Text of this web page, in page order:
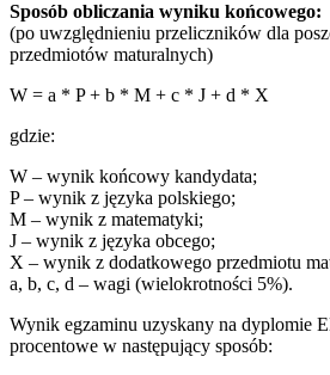
Sposób obliczania wyniku końcowego:
(po uwzględnieniu przeliczników dla
przedmiotów maturalnych)
W = a * P + b * M + c * J + d * X
gdzie:
W – wynik końcowy kandydata;
P – wynik z języka polskiego;
M – wynik z matematyki;
J – wynik z języka obcego;
X – wynik z dodatkowego przedmiotu
a, b, c, d – wagi (wielokrotności 5%).
Wynik egzaminu uzyskany na dyplomie
procentowe w następujący sposób: